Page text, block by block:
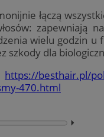
łączą
zapewniają
wielu godzin u
szkody dla
https://besthair.pl/
470.html
⏵︎